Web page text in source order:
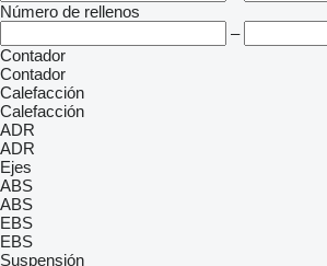
Número de rellenos
–
Contador
Contador
Calefacción
Calefacción
ADR
ADR
Ejes
ABS
ABS
EBS
EBS
Suspensión